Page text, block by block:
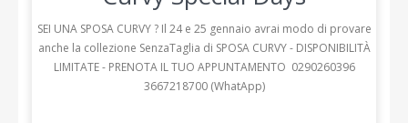
SEI UNA SPOSA CURVY ? Il 24 e 25 gennaio avrai modo di provare
anche la collezione SenzaTaglia di SPOSA CURVY - DISPONIBILITÀ
LIMITATE - PRENOTA IL TUO APPUNTAMENTO 0290260396
3667218700 (WhatApp)